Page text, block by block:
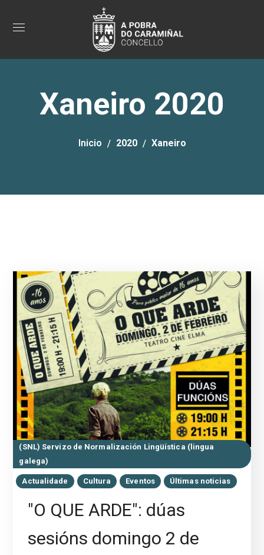
Xaneiro 2020
Inicio 2020 Xaneiro
(SNL) Servizo de Normalización Lingüística (lingua
galega)
Actualidade Cultura Eventos Últimas noticias
"O QUE ARDE": dúas
sesións domingo 2 de